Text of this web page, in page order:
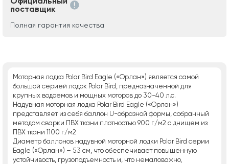
поставщик
Полная гарантия качества
Моторная лодка Polar Bird Eagle («Орлан») является самой
большой серией лодок Polar Bird, предназначенной для
крупных водоемов и мощных моторов до 30-40 л.с.
Надувная моторная лодка Polar Bird Eagle («Орлан»)
представляет из себя баллон U-образной формы, собранный
методом сварки ПВХ ткани плотностью 900 г/м2 с днищем из
ПВХ ткани 1100 г/м2
Диаметр баллонов надувной моторной лодки Polar Bird серии
Eagle («Орлан») – 53 см, что обеспечивает повышенную
устойчивость, грузоподъемность и, что немаловажно,